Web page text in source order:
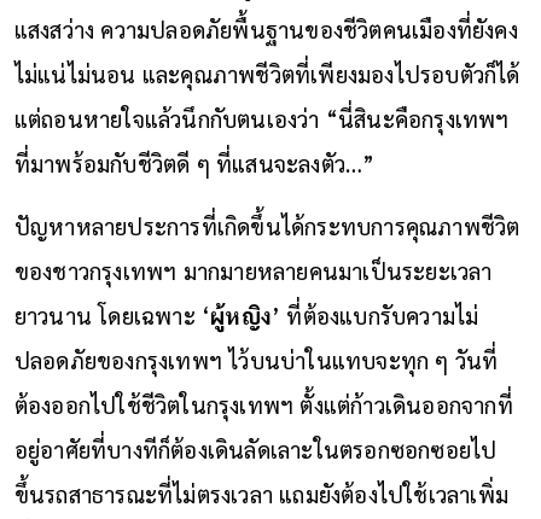
แสงสว่าง ความปลอดภัยพื้นฐานของชีวิตคนเมืองที่ยังคง
ไม่แน่ไม่นอน และคุณภาพชีวิตที่เพียงมองไปรอบตัวก็ได้
แต่ถอนหายใจแล้วนึกกับตนเองว่า “นี่สินะคือกรุงเทพฯ
ที่มาพร้อมกับชีวิตดี ๆ ที่แสนจะลงตัว…”
ปัญหาหลายประการที่เกิดขึ้นได้กระทบการคุณภาพชีวิต
ของชาวกรุงเทพฯ มากมายหลายคนมาเป็นระยะเวลา
ยาวนาน โดยเฉพาะ ‘ผู้หญิง’ ที่ต้องแบกรับความไม่
ปลอดภัยของกรุงเทพฯ ไว้บนบ่าในแทบจะทุก ๆ วันที่
ต้องออกไปใช้ชีวิตในกรุงเทพฯ ตั้งแต่ก้าวเดินออกจากที่
อยู่อาศัยที่บางทีก็ต้องเดินลัดเลาะในตรอกซอกซอยไป
ขึ้นรถสาธารณะที่ไม่ตรงเวลา แถมยังต้องไปใช้เวลาเพิ่ม